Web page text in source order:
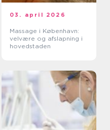
03. april 2026
Massage i København:
velvære og afslapning i
hovedstaden